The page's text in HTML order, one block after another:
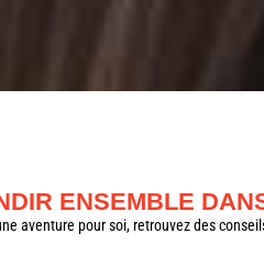
ENSEMBLE
aventure pour soi, retrouvez des